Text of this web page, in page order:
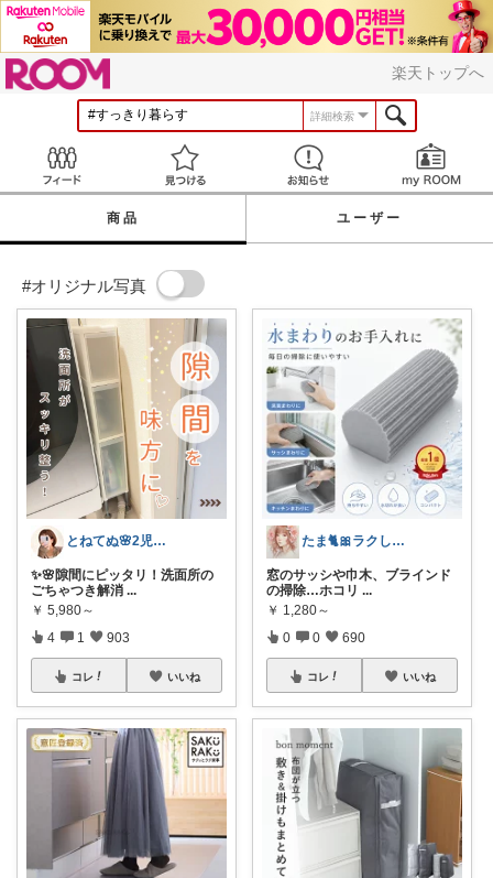
楽天トップへ
詳細検索
見つける お知らせ
商品 ユーザー
#オリジナル写真
とねてぬ🌸2児ママ✿毎日をラク&快適に
✨🌸隙間にピッタリ！洗面所の
ごちゃつき解消 ...
￥ 5,980～
4 1 903
コレ いいね
たま🐈🎀ラクして可愛い神コスパ品
窓のサッシや巾木、ブラインド
の掃除…ホコリ ...
￥ 1,280～
0 0 690
コレ いいね